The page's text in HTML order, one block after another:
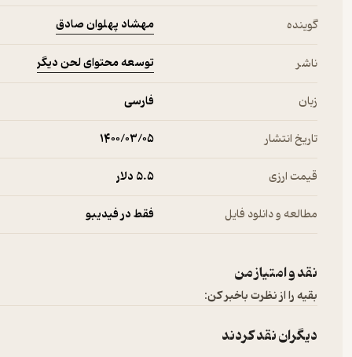
گوینده مهشاد پهلوان صادق
ناشر توسعه محتوای لحن دیگر
زبان فارسی
تاریخ انتشار ۱۴۰۰/۰۳/۰۵
قیمت ارزی 5.۵ دلار
مطالعه و دانلود فایل فقط در فیدیبو
نقد و امتیاز من
بقیه را از نظرت باخبر کن:
دیگران نقد کردند